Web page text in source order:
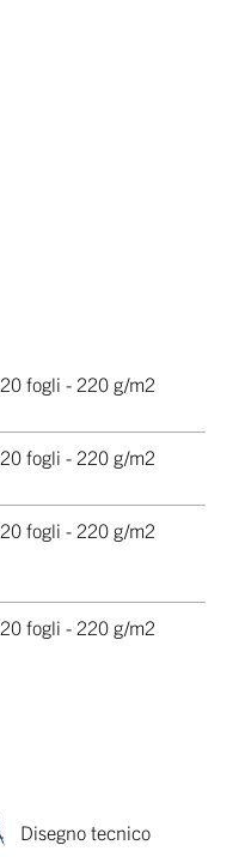
20 fogli - 220 g/m2
20 fogli - 220 g/m2
20 fogli - 220 g/m2
20 fogli - 220 g/m2
Disegno tecnico